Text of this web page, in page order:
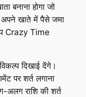
बनाना होगा जो
अपने खाते में पैसे जमा
Crazy Time
दिखाई देंगे।
पर शर्त लगाना
राशि की शर्त